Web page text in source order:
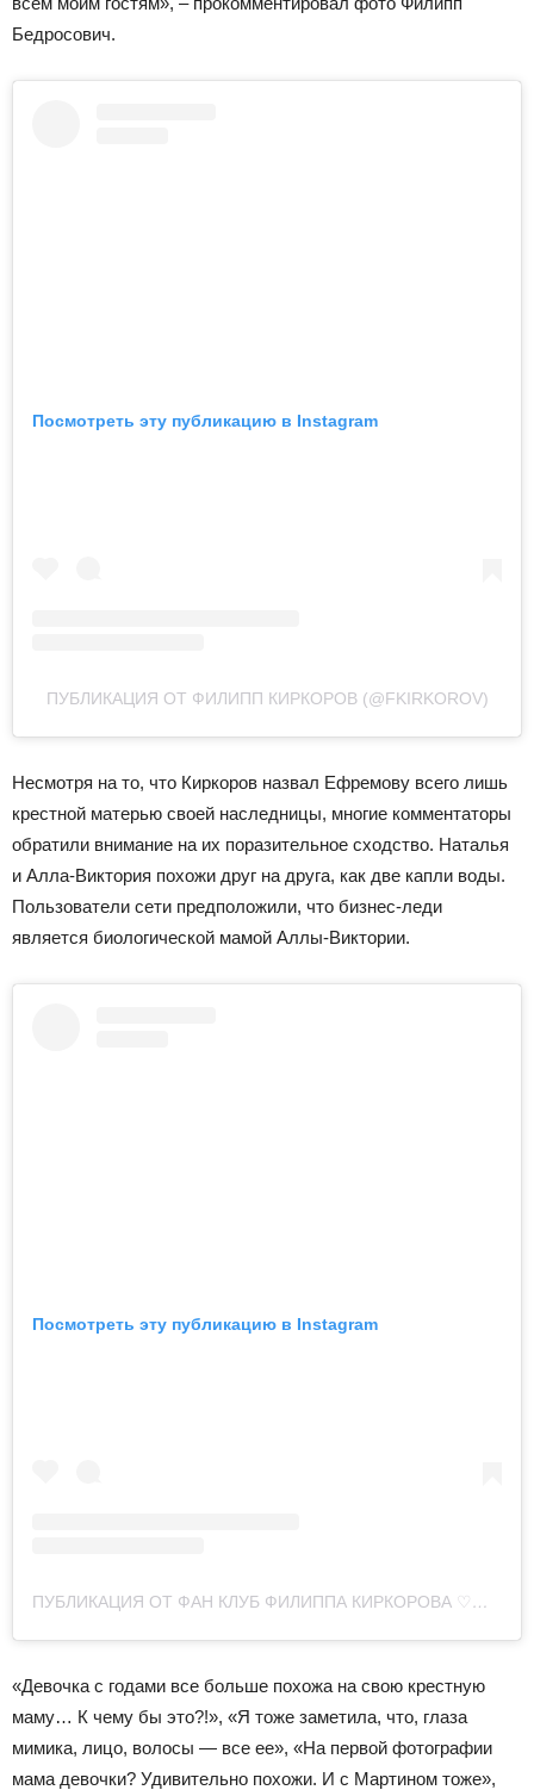
Бедросович.
Посмотреть эту публикацию в Instagram
ПУБЛИКАЦИЯ ОТ ФИЛИПП КИРКОРОВ (@FKIRKOROV)
Несмотря на то, что Киркоров назвал Ефремову всего лишь
крестной матерью своей наследницы, многие комментаторы
обратили внимание на их поразительное сходство. Наталья
и Алла-Виктория похожи друг на друга, как две капли воды.
Пользователи сети предположили, что бизнес-леди
является биологической мамой Аллы-Виктории.
Посмотреть эту публикацию в Instagram
ПУБЛИКАЦИЯ ОТ ФАН КЛУБ ФИЛИППА КИРКОРОВА ♡♡♡ (@FIL_KIRKOROV_GANGSTA)
«Девочка с годами все больше похожа на свою крестную
маму… К чему бы это?!», «Я тоже заметила, что, глаза
мимика, лицо, волосы — все ее», «На первой фотографии
мама девочки? Удивительно похожи. И с Мартином тоже»,